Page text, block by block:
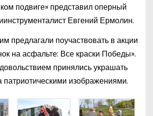
подвиге» представил оперный
Евгений Ермолин.
предлагали поучаствовать в акции
на асфальте: Все краски Победы».
принялись украшать
патриотическими изображениями.